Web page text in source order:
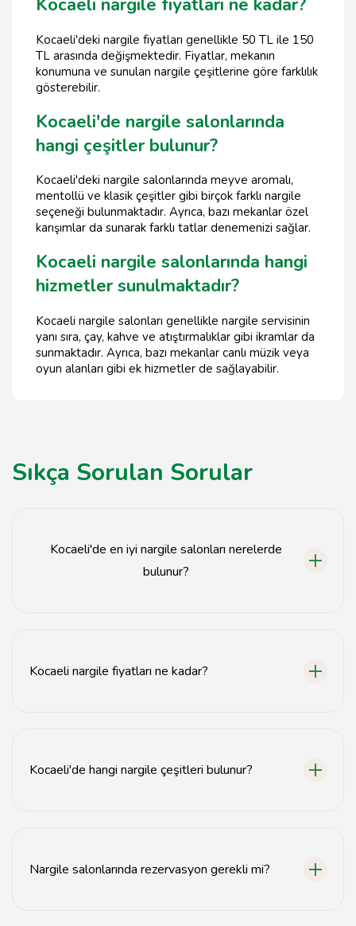
Kocaeli nargile fiyatları ne kadar?
Kocaeli'deki nargile fiyatları genellikle 50 TL ile 150
TL arasında değişmektedir. Fiyatlar, mekanın
konumuna ve sunulan nargile çeşitlerine göre farklılık
gösterebilir.
Kocaeli'de nargile salonlarında
hangi çeşitler bulunur?
Kocaeli'deki nargile salonlarında meyve aromalı,
mentollü ve klasik çeşitler gibi birçok farklı nargile
seçeneği bulunmaktadır. Ayrıca, bazı mekanlar özel
karışımlar da sunarak farklı tatlar denemenizi sağlar.
Kocaeli nargile salonlarında hangi
hizmetler sunulmaktadır?
Kocaeli nargile salonları genellikle nargile servisinin
yanı sıra, çay, kahve ve atıştırmalıklar gibi ikramlar da
sunmaktadır. Ayrıca, bazı mekanlar canlı müzik veya
oyun alanları gibi ek hizmetler de sağlayabilir.
Sıkça Sorulan Sorular
Kocaeli'de en iyi nargile salonları nerelerde
bulunur?
Kocaeli nargile fiyatları ne kadar?
Kocaeli'de hangi nargile çeşitleri bulunur?
Nargile salonlarında rezervasyon gerekli mi?